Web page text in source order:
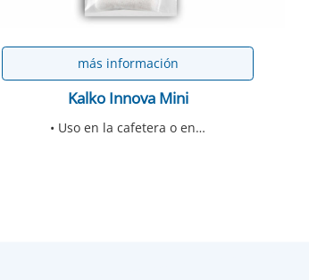
más información
Kalko Innova Mini
• Uso en la cafetera o en…